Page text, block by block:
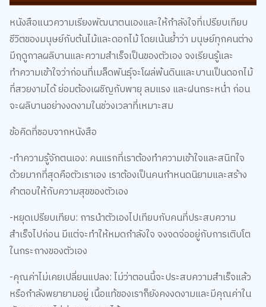
ชีวิตของมนุษย์กับต้นไม้และดอกไม้ โดยเน้นย้ำว่า มนุษย์ทุกคนต่าง
มีฤดูกาลผลิบานและความสำเร็จเป็นของตัวเอง จงเรียนรู้และ
ทำความเข้าใจว่าก่อนที่เมล็ดพันธุ์จะโผล่พ้นดินและบานเป็นดอกไม้
ที่สวยงามได้ ย่อมต้องเผชิญกับพายุ ลมแรง และฝนกระหน่ำ ก่อน
จะผลิบานอย่างงดงามในช่วงเวลาที่เหมาะสม
ข้อคิดที่ชอบจากหนังสือ
-ทำความรู้จักตนเอง: คนแรกที่เราต้องทำความเข้าใจและสนิทใจ
ด้วยมากที่สุดคือตัวเราเอง เราต้องเป็นคนกำหนดนิยามและสร้าง
คำตอบให้กับความสุขของตัวเอง
-หยุดเปรียบเทียบ: การนำตัวเองไปเทียบกับคนที่ประสบความ
สำเร็จไปก่อน มีแต่จะทำให้หมดกำลังใจ จงจดจ่ออยู่กับการเติบโต
ในกระถางของตัวเอง
-คุณค่าไม่เคยเปลี่ยนแปลง: ไม่ว่าตอนนี้จะประสบความสำเร็จแล้ว
หรือกำลังพยายามอยู่ เนื้อแท้ของเราก็ยังคงงดงามและมีคุณค่าใน
ตัวเองเสมอไม่ต่างจากดอกไม้